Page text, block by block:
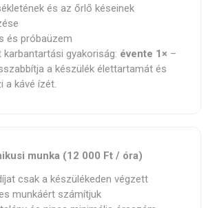
és az őrlő késeinek
és próbaüzem
karbantartási gyakoriság: évente 1× –
a készülék élettartamát és
a kávé ízét.
munka (12 000 Ft / óra)
csak a készülékeden végzett
munkáért számítjuk